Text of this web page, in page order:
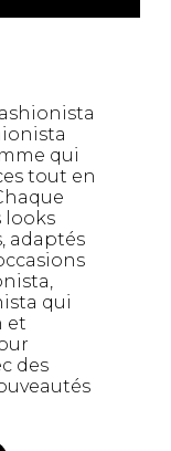
qui
tout en
looks
adaptés
qui
et
des